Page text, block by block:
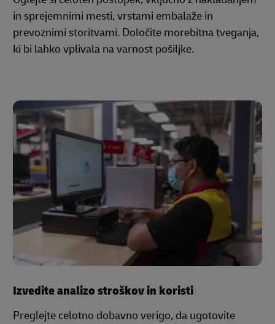
in sprejemnimi mesti, vrstami embalaže in
prevoznimi storitvami. Določite morebitna tveganja,
ki bi lahko vplivala na varnost pošiljke.
Izvedite analizo stroškov in koristi
Preglejte celotno dobavno verigo, da ugotovite